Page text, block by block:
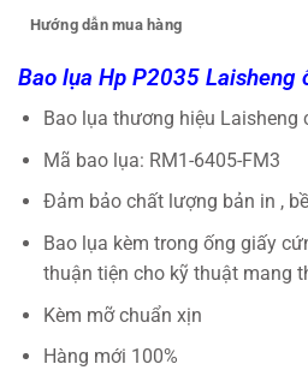
Hướng dẫn mua hàng
Bao lụa Hp P2035 Laisheng
Bao lụa thương hiệu
Mã bao lụa: RM1-6405-FM3
Đảm bảo chất lượng bản in ,
Bao lụa kèm trong ống giấy
thuận tiện cho kỹ thuật mang
Kèm mỡ chuẩn xịn
Hàng mới 100%